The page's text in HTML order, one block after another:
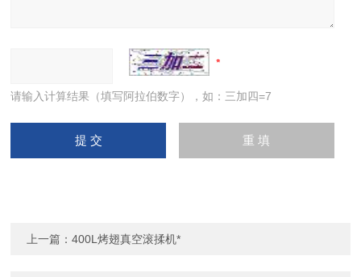
请输入计算结果（填写阿拉伯数字），如：三加四=7
上一篇：400L烤翅真空滚揉机*